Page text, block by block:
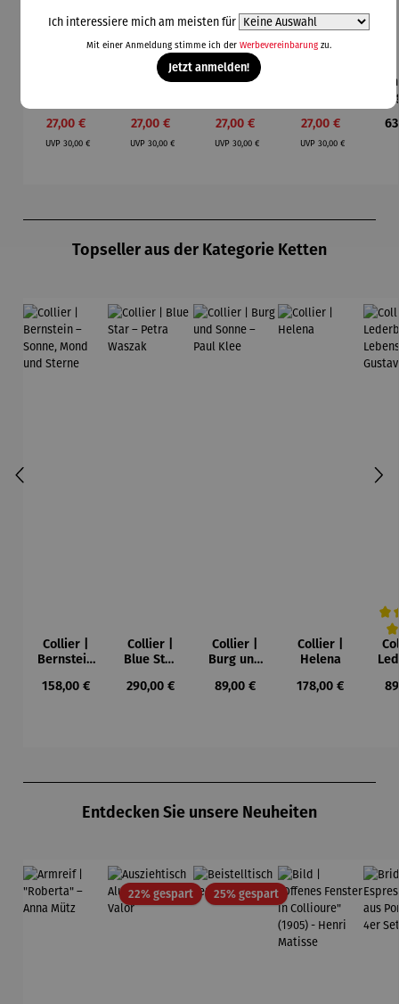
Durchschnittliche Bewertung von 5 von 5 Sternen
Verkaufspreis:
27,00 €
UVP Regulärer Preis:
30,00 €
Durchschnittliche Bewertung von 3 von 5 Sternen
Armband |
Verkaufspreis:
27,00 €
UVPRegulärer Preis:
30,00 €
Armband |
- Beach 01
Verkaufspreis:
27,00 €
UVPRegulärer Preis:
30,00 €
- Beach 02
Verkaufspreis:
27,00 €
UVP Regulärer Preis:
30,00 €
Topseller aus der Kategorie Ketten
Collier |
Bernstein
Mond und
Regulärer Preis:
158,00 €
Collier |
Blue Star
Waszak
Regulärer Preis:
290,00 €
Collier |
Burg und
Paul Klee
Regulärer Preis:
89,00 €
Collier |
Helena
Regulärer Preis:
178,00 €
Entdecken Sie unsere Neuheiten
22% gespartRabatt25% gespartRabatt
Ich interessiere mich am meisten für
Mit einer Anmeldung stimme ich der Werbevereinbarungzu.
Jetzt anmelden!